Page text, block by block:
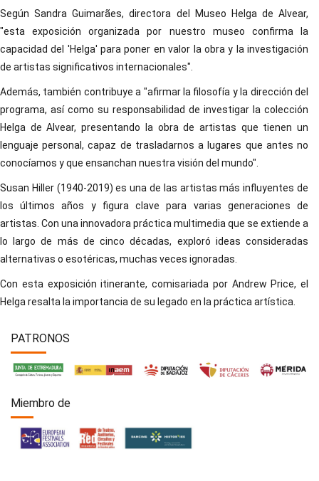
Según Sandra Guimarães, directora del Museo Helga de Alvear,
"esta exposición organizada por nuestro museo confirma la
capacidad del 'Helga' para poner en valor la obra y la investigación
de artistas significativos internacionales".
Además, también contribuye a "afirmar la filosofía y la dirección del
programa, así como su responsabilidad de investigar la colección
Helga de Alvear, presentando la obra de artistas que tienen un
lenguaje personal, capaz de trasladarnos a lugares que antes no
conocíamos y que ensanchan nuestra visión del mundo".
Susan Hiller (1940-2019) es una de las artistas más influyentes de
los últimos años y figura clave para varias generaciones de
artistas. Con una innovadora práctica multimedia que se extiende a
lo largo de más de cinco décadas, exploró ideas consideradas
alternativas o esotéricas, muchas veces ignoradas.
Con esta exposición itinerante, comisariada por Andrew Price, el
Helga resalta la importancia de su legado en la práctica artística.
PATRONOS
Miembro de